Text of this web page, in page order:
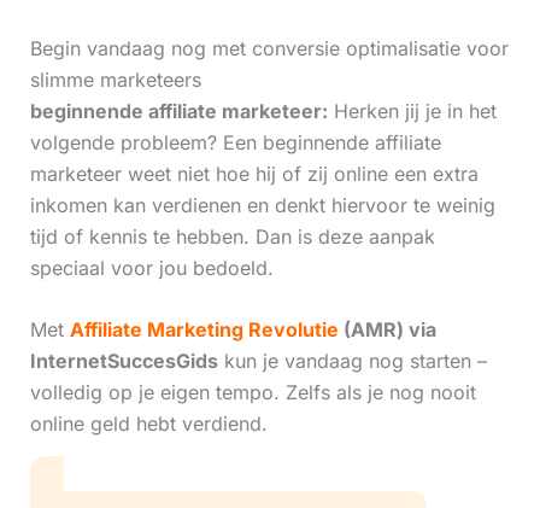
Begin vandaag nog met conversie optimalisatie voor
slimme marketeers
beginnende affiliate marketeer: Herken jij je in het
volgende probleem? Een beginnende affiliate
marketeer weet niet hoe hij of zij online een extra
inkomen kan verdienen en denkt hiervoor te weinig
tijd of kennis te hebben. Dan is deze aanpak
speciaal voor jou bedoeld.
Met Affiliate Marketing Revolutie (AMR) via
InternetSuccesGidskun je vandaag nog starten –
volledig op je eigen tempo. Zelfs als je nog nooit
online geld hebt verdiend.